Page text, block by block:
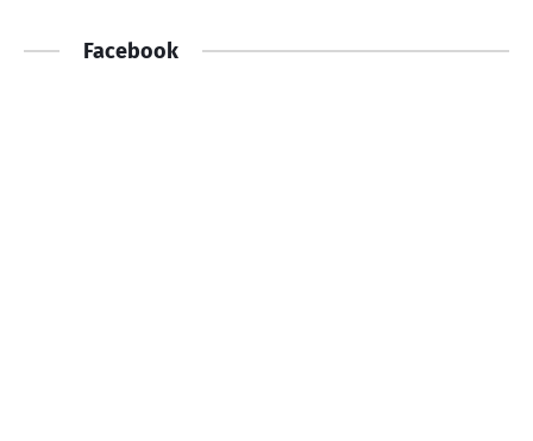
Facebook